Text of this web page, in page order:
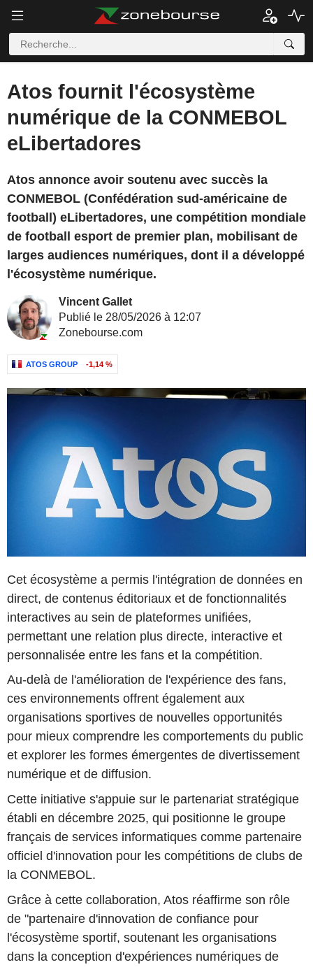
Atos fournit l'écosystème
numérique de la CONMEBOL
eLibertadores
Atos annonce avoir soutenu avec succès la
CONMEBOL (Confédération sud-américaine de
football) eLibertadores, une compétition mondiale
de football esport de premier plan, mobilisant de
larges audiences numériques, dont il a développé
l'écosystème numérique.
Vincent Gallet
Publié le 28/05/2026 à 12:07
Zonebourse.com
ATOS GROUP -1,14 %
Cet écosystème a permis l'intégration de données en
direct, de contenus éditoriaux et de fonctionnalités
interactives au sein de plateformes unifiées,
permettant une relation plus directe, interactive et
personnalisée entre les fans et la compétition.
Au-delà de l'amélioration de l'expérience des fans,
ces environnements offrent également aux
organisations sportives de nouvelles opportunités
pour mieux comprendre les comportements du public
et explorer les formes émergentes de divertissement
numérique et de diffusion.
Cette initiative s'appuie sur le partenariat stratégique
établi en décembre 2025, qui positionne le groupe
français de services informatiques comme partenaire
officiel d'innovation pour les compétitions de clubs de
la CONMEBOL.
Grâce à cette collaboration, Atos réaffirme son rôle
de "partenaire d'innovation de confiance pour
l'écosystème sportif, soutenant les organisations
dans la conception d'expériences numériques de